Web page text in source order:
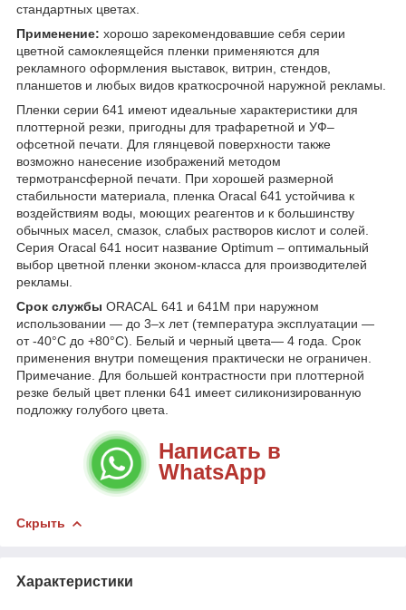
стандартных цветах.
Применение: хорошо зарекомендовавшие себя серии
цветной самоклеящейся пленки применяются для
рекламного оформления выставок, витрин, стендов,
планшетов и любых видов краткосрочной наружной рекламы.
Пленки серии 641 имеют идеальные характеристики для
плоттерной резки, пригодны для трафаретной и УФ–
офсетной печати. Для глянцевой поверхности также
возможно нанесение изображений методом
термотрансферной печати. При хорошей размерной
стабильности материала, пленка Oracal 641 устойчива к
воздействиям воды, моющих реагентов и к большинству
обычных масел, смазок, слабых растворов кислот и солей.
Серия Oracal 641 носит название Optimum – оптимальный
выбор цветной пленки эконом-класса для производителей
рекламы.
Срок службы ORACAL 641 и 641M при наружном
использовании — до 3–х лет (температура эксплуатации —
от -40°С до +80°С). Белый и черный цвета— 4 года. Срок
применения внутри помещения практически не ограничен.
Примечание. Для большей контрастности при плоттерной
резке белый цвет пленки 641 имеет силиконизированную
подложку голубого цвета.
Написать в
WhatsApp
Скрыть
Характеристики